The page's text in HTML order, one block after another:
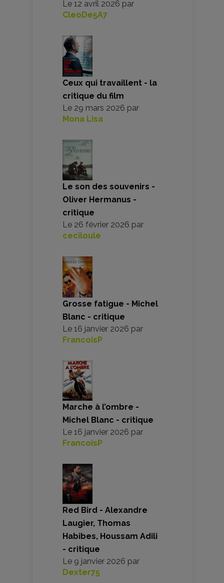
Le 12 avril 2026 par
CleoDe5A7
Ceux qui travaillent - la
critique du film
Le 29 mars 2026 par
Mona Lisa
Le son des souvenirs -
Oliver Hermanus -
critique
Le 26 février 2026 par
ceciloule
Grosse fatigue - Michel
Blanc - critique
Le 16 janvier 2026 par
FrancoisP
Marche à l’ombre -
Michel Blanc - critique
Le 16 janvier 2026 par
FrancoisP
Red Bird - Alexandre
Laugier, Thomas
Habibes, Houssam Adili
- critique
Le 9 janvier 2026 par
Dexter75